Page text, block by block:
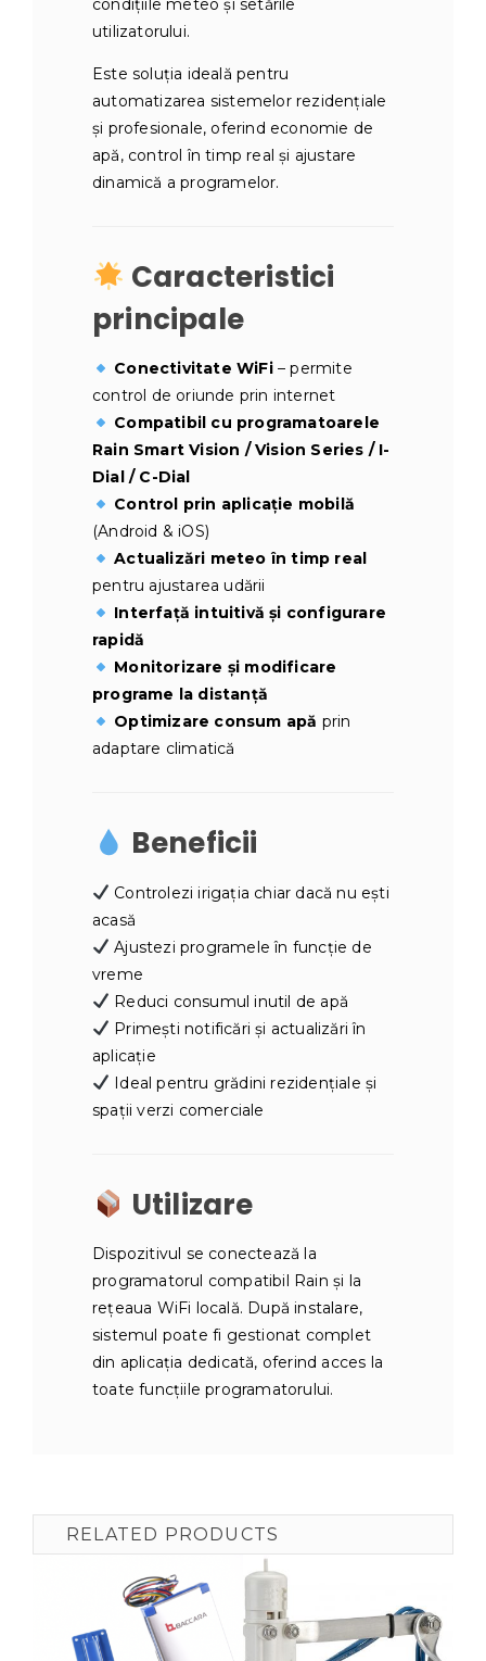
condițiile meteo și setările
utilizatorului.
Este soluția ideală pentru
automatizarea sistemelor rezidențiale
și profesionale, oferind economie de
apă, control în timp real și ajustare
dinamică a programelor.
Caracteristici
principale
Conectivitate WiFi– permite
control de oriunde prin internet
Compatibil cu programatoarele
Rain Smart Vision / Vision Series / I-
Dial / C-Dial
Control prin aplicație mobilă
(Android & iOS)
Actualizări meteo în timp real
pentru ajustarea udării
Interfață intuitivă și configurare
rapidă
Monitorizare și modificare
programe la distanță
Optimizare consum apă prin
adaptare climatică
Beneficii
Controlezi irigația chiar dacă nu ești
acasă
Ajustezi programele în funcție de
vreme
Reduci consumul inutil de apă
Primești notificări și actualizări în
aplicație
Ideal pentru grădini rezidențiale și
spații verzi comerciale
Utilizare
Dispozitivul se conectează la
programatorul compatibil Rain și la
rețeaua WiFi locală. După instalare,
sistemul poate fi gestionat complet
din aplicația dedicată, oferind acces la
toate funcțiile programatorului.
RELATED PRODUCTS